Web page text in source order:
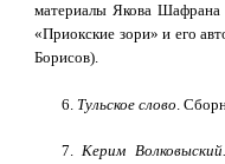
материалы Якова
«Приокские зори» и его
Борисов).
6. Тульское слово .
7.Керим Волковыский.